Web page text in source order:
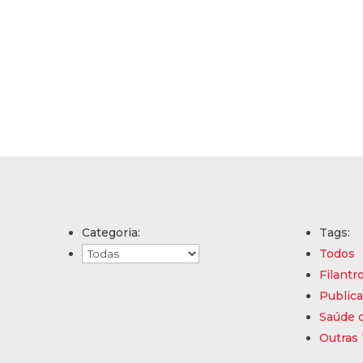
Categoria:
Tags:
Todos
Saúde
Outras